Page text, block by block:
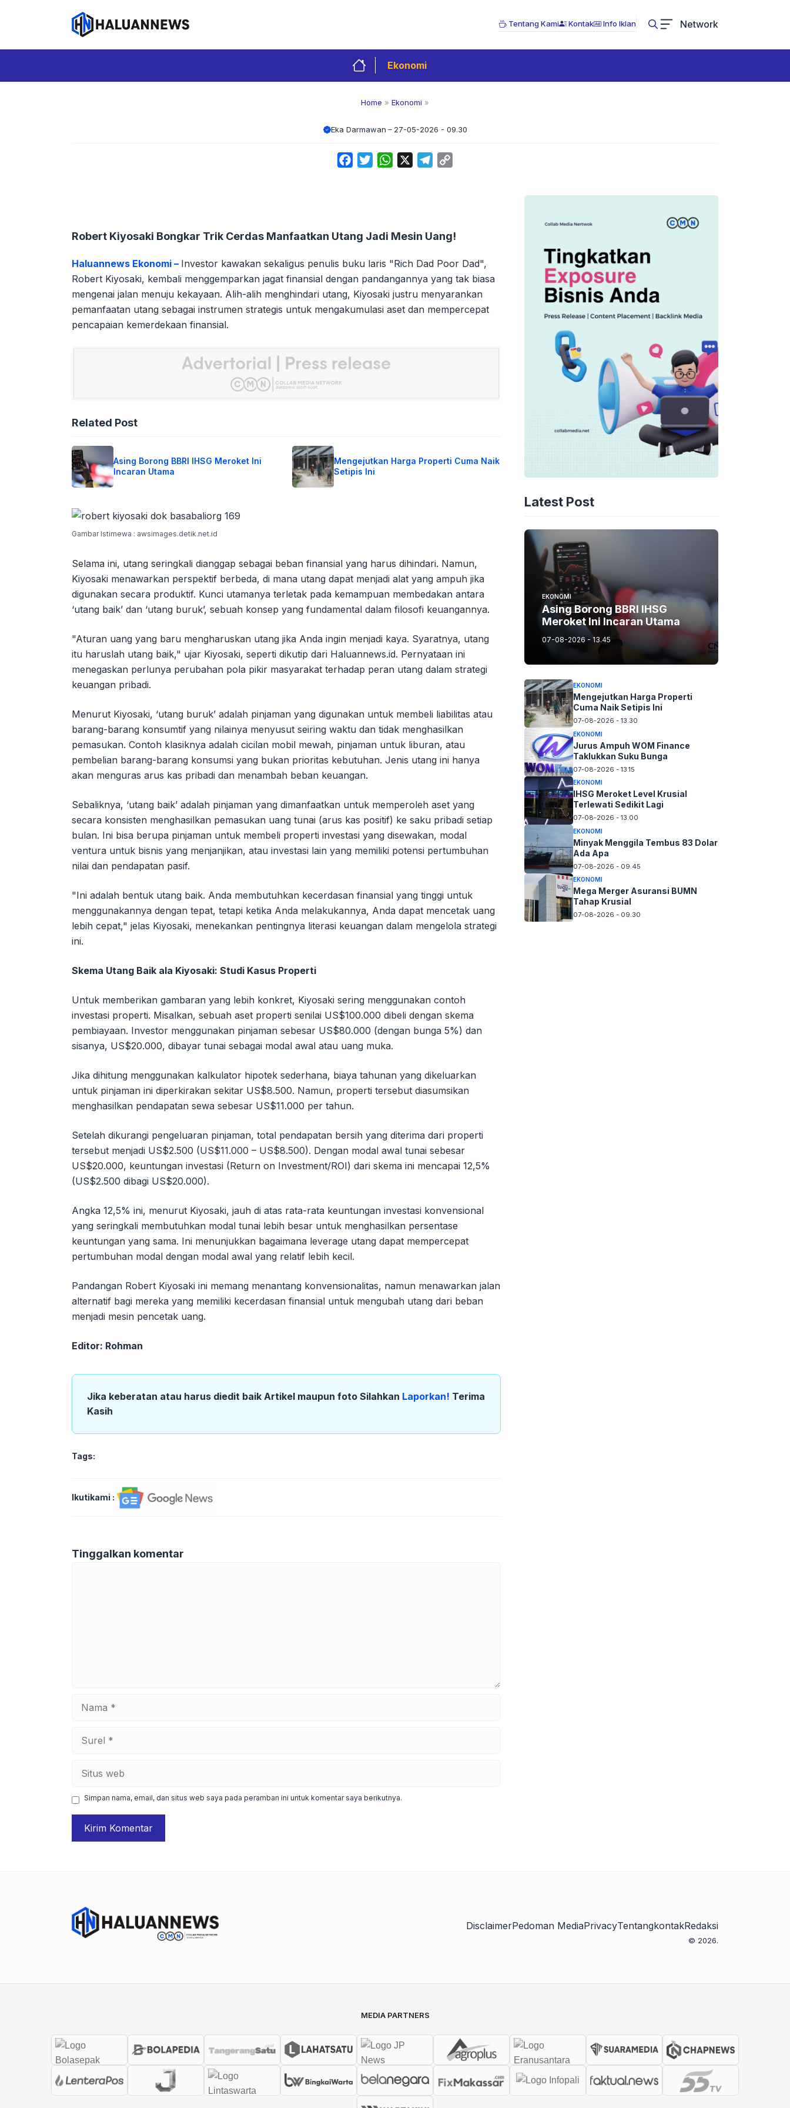
Tentang Kami Kontak Info Iklan Network
Ekonomi
Home » Ekonomi »
Eka Darmawan 27-05-2026 - 09.30
FacebookTwitterWhatsApp Telegram
Robert Kiyosaki Bongkar Trik Cerdas Manfaatkan Utang Jadi Mesin Uang!
Haluannews Ekonomi – Investor kawakan sekaligus penulis buku laris "Rich Dad Poor Dad",
Robert Kiyosaki, kembali menggemparkan jagat finansial dengan pandangannya yang tak biasa
mengenai jalan menuju kekayaan. Alih-alih menghindari utang, Kiyosaki justru menyarankan
pemanfaatan utang sebagai instrumen strategis untuk mengakumulasi aset dan mempercepat
pencapaian kemerdekaan finansial.
Related Post
Asing Borong BBRI IHSG Meroket Ini
Incaran Utama
Mengejutkan Harga Properti Cuma Naik
Setipis Ini
Gambar Istimewa : awsimages.detik.net.id
Selama ini, utang seringkali dianggap sebagai beban finansial yang harus dihindari. Namun,
Kiyosaki menawarkan perspektif berbeda, di mana utang dapat menjadi alat yang ampuh jika
digunakan secara produktif. Kunci utamanya terletak pada kemampuan membedakan antara
‘utang baik’ dan ‘utang buruk’, sebuah konsep yang fundamental dalam filosofi keuangannya.
"Aturan uang yang baru mengharuskan utang jika Anda ingin menjadi kaya. Syaratnya, utang
itu haruslah utang baik," ujar Kiyosaki, seperti dikutip dari Haluannews.id. Pernyataan ini
menegaskan perlunya perubahan pola pikir masyarakat terhadap peran utang dalam strategi
keuangan pribadi.
Menurut Kiyosaki, ‘utang buruk’ adalah pinjaman yang digunakan untuk membeli liabilitas atau
barang-barang konsumtif yang nilainya menyusut seiring waktu dan tidak menghasilkan
pemasukan. Contoh klasiknya adalah cicilan mobil mewah, pinjaman untuk liburan, atau
pembelian barang-barang konsumsi yang bukan prioritas kebutuhan. Jenis utang ini hanya
akan menguras arus kas pribadi dan menambah beban keuangan.
Sebaliknya, ‘utang baik’ adalah pinjaman yang dimanfaatkan untuk memperoleh aset yang
secara konsisten menghasilkan pemasukan uang tunai (arus kas positif) ke saku pribadi setiap
bulan. Ini bisa berupa pinjaman untuk membeli properti investasi yang disewakan, modal
ventura untuk bisnis yang menjanjikan, atau investasi lain yang memiliki potensi pertumbuhan
nilai dan pendapatan pasif.
"Ini adalah bentuk utang baik. Anda membutuhkan kecerdasan finansial yang tinggi untuk
menggunakannya dengan tepat, tetapi ketika Anda melakukannya, Anda dapat mencetak uang
lebih cepat," jelas Kiyosaki, menekankan pentingnya literasi keuangan dalam mengelola strategi
ini.
Skema Utang Baik ala Kiyosaki: Studi Kasus Properti
Untuk memberikan gambaran yang lebih konkret, Kiyosaki sering menggunakan contoh
investasi properti. Misalkan, sebuah aset properti senilai US$100.000 dibeli dengan skema
pembiayaan. Investor menggunakan pinjaman sebesar US$80.000 (dengan bunga 5%) dan
sisanya, US$20.000, dibayar tunai sebagai modal awal atau uang muka.
Jika dihitung menggunakan kalkulator hipotek sederhana, biaya tahunan yang dikeluarkan
untuk pinjaman ini diperkirakan sekitar US$8.500. Namun, properti tersebut diasumsikan
menghasilkan pendapatan sewa sebesar US$11.000 per tahun.
Setelah dikurangi pengeluaran pinjaman, total pendapatan bersih yang diterima dari properti
tersebut menjadi US$2.500 (US$11.000 – US$8.500). Dengan modal awal tunai sebesar
US$20.000, keuntungan investasi (Return on Investment/ROI) dari skema ini mencapai 12,5%
(US$2.500 dibagi US$20.000).
Angka 12,5% ini, menurut Kiyosaki, jauh di atas rata-rata keuntungan investasi konvensional
yang seringkali membutuhkan modal tunai lebih besar untuk menghasilkan persentase
keuntungan yang sama. Ini menunjukkan bagaimana leverage utang dapat mempercepat
pertumbuhan modal dengan modal awal yang relatif lebih kecil.
Pandangan Robert Kiyosaki ini memang menantang konvensionalitas, namun menawarkan jalan
alternatif bagi mereka yang memiliki kecerdasan finansial untuk mengubah utang dari beban
menjadi mesin pencetak uang.
Editor: Rohman
Jika keberatan atau harus diedit baik Artikel maupun foto Silahkan Laporkan! Terima
Kasih
Tags:
Ikutikami :
Tinggalkan komentar
Simpan nama, email, dan situs web saya pada peramban ini untuk komentar saya berikutnya.
Latest Post
EKONOMI
Asing Borong BBRI IHSG
Meroket Ini Incaran Utama
07-08-2026 - 13.45
EKONOMI
Mengejutkan Harga Properti
Cuma Naik Setipis Ini
07-08-2026 - 13.30
EKONOMI
Jurus Ampuh WOM Finance
Taklukkan Suku Bunga
07-08-2026 - 13.15
EKONOMI
IHSG Meroket Level Krusial
Terlewati Sedikit Lagi
07-08-2026 - 13.00
EKONOMI
Minyak Menggila Tembus 83 Dolar
Ada Apa
07-08-2026 - 09.45
EKONOMI
Mega Merger Asuransi BUMN
Tahap Krusial
07-08-2026 - 09.30
DisclaimerPedoman MediaPrivacyTentangkontakRedaksi
© 2026.
MEDIA PARTNERS